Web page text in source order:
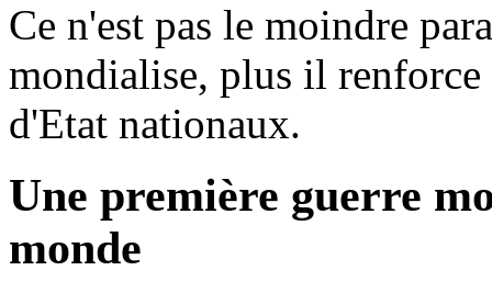
Ce n'est pas le moindre
mondialise, plus il
d'Etat nationaux.
Une première guerre
monde